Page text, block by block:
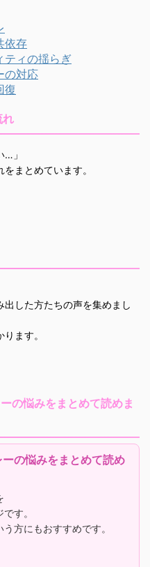
依存
ティの揺らぎ
の対応
復
れ
…」
まとめています。
した方たちの声を集めまし
ます。
の悩みをまとめて読めま
の悩みをまとめて読め
す。
方にもおすすめです。